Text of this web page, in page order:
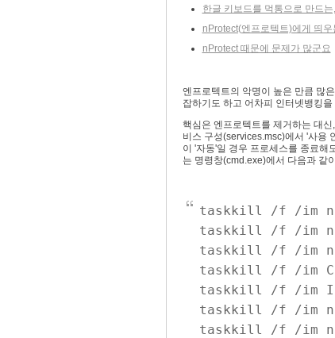
한글 키보드를 먹통으로 만드
nProtect(엔프로텍트)에게 띄우
nProtect 때문에 문제가 많군요
엔프로텍트의 악명이 높은 만큼 많
잡하기도 하고 어차피 인터넷뱅킹
핵심은 엔프로텍트를 제거하는 대
비스 구성(services.msc)에서 '사용
이 '자동'일 경우 프로세스를 종료해
는 명령창(cmd.exe)에서 다음과 같
taskkill /f /im
taskkill /f /im
taskkill /f /im
taskkill /f /im
taskkill /f /im
taskkill /f /im
taskkill /f /im